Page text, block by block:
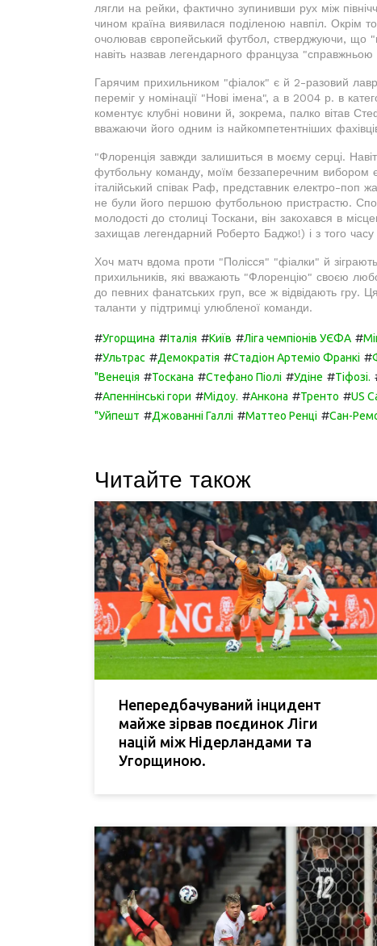
лягли на рейки, фактично зупинивши рух між
чином країна виявилася поділеною навпіл. Окрім
очолював європейський футбол, стверджуючи, що
навіть назвав легендарного француза "справжньою
Гарячим прихильником "фіалок" є й 2-разовий
переміг у номінації "Нові імена", а в 2004 р. в
коментує клубні новини й, зокрема, палко вітав
вважаючи його одним із найкомпетентніших
"Флоренція завжди залишиться в моєму серці.
футбольну команду, моїм беззаперечним вибором
італійський співак Раф, представник електро-
не були його першою футбольною пристрастю.
молодості до столиці Тоскани, він закохався в
захищав легендарний Роберто Баджо!) і з того
Хоч матч вдома проти "Полісся" "фіалки" й
прихильників, які вважають "Флоренцію" своєю
до певних фанатських груп, все ж відвідають гру.
таланти у підтримці улюбленої команди.
#Угорщина #Італія #Київ #Ліга чемпіонів УЄФА #
#Ультрас #Демократія #Стадіон Артеміо Франкі #
"Венеція #Тоскана #Стефано Піолі #Удіне #Тіфозі.
#Апеннінські гори #Мідоу. #Анкона #Тренто #US
"Уйпешт #Джованні Галлі #Маттео Ренці #Сан-
Читайте також
Непередбачуваний інцидент
майже зірвав поєдинок Ліги
націй між Нідерландами та
Угорщиною.